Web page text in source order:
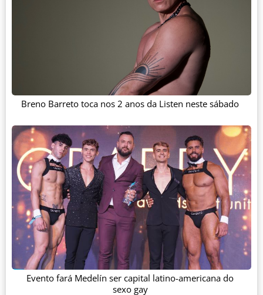
Breno Barreto toca nos 2 anos da Listen neste sábado
Evento fará Medelín ser capital latino-americana do
sexo gay